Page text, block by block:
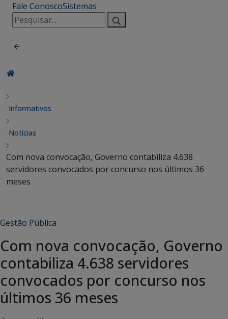
Fale ConoscoSistemas
Pesquisar
por:
Informativos
Notícias
Com nova convocação, Governo contabiliza 4.638
servidores convocados por concurso nos últimos 36
meses
Gestão Pública
Com nova convocação, Governo
contabiliza 4.638 servidores
convocados por concurso nos
últimos 36 meses